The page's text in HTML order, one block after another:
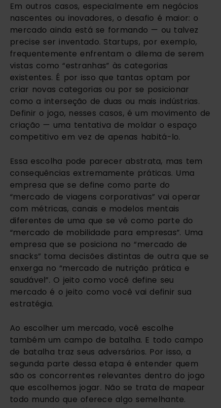
Em outros casos, especialmente em negócios
nascentes ou inovadores, o desafio é maior: o
mercado ainda está se formando — ou talvez
precise ser inventado. Startups, por exemplo,
frequentemente enfrentam o dilema de serem
vistas como “estranhas” às categorias
existentes. É por isso que tantas optam por
criar novas categorias ou por se posicionar
como a interseção de duas ou mais indústrias.
Definir o jogo, nesses casos, é um movimento de
criação — uma tentativa de moldar o espaço
competitivo em vez de apenas habitá-lo.
Essa escolha pode parecer abstrata, mas tem
consequências extremamente práticas. Uma
empresa que se define como parte do
“mercado de viagens corporativas” vai operar
com métricas, canais e modelos mentais
diferentes de uma que se vê como parte do
“mercado de mobilidade para empresas”. Uma
empresa que se posiciona no “mercado de
snacks” toma decisões distintas de outra que se
enxerga no “mercado de nutrição prática e
saudável”. O jeito como você define seu
mercado é o jeito como você vai definir sua
estratégia.
Ao escolher um mercado, você escolhe
também um campo de batalha. E todo campo
de batalha traz seus adversários. Por isso, a
segunda parte dessa etapa é entender quem
são os concorrentes relevantes dentro do jogo
que escolhemos jogar. Não se trata de mapear
todo mundo que oferece algo semelhante.